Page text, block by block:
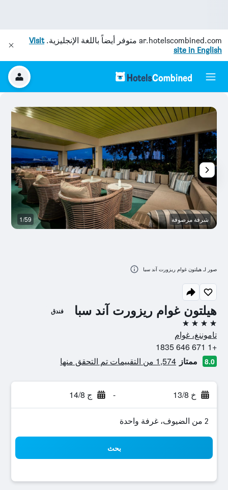
ar.hotelscombined.com متوفر أيضاً باللغة الإنجليزية.Visit
site in English
هيلتون غوام ريزورت آند سبا فندق
4 نجوم
تاموننغ، غوام
+1 671 646 1835
8.0 ممتاز 1,574 من التقييمات تم التحقق منها
خ 13/8 - ج 14/8
2 من الضيوف، غرفة واحدة
بحث
شرفة مرصوفة 1/59
صور لـ هيلتون غوام ريزورت آند سبا